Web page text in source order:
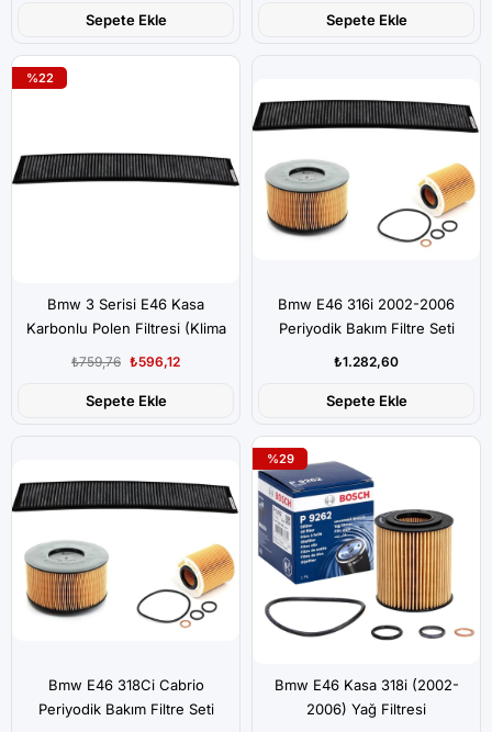
Sepete Ekle Sepete Ekle
Bmw 3 Serisi E46 Kasa
Karbonlu Polen Filtresi (Klima
₺596,12
₺759,76
Sepete Ekle
%22
Bmw E46 316i 2002-2006
Periyodik Bakım Filtre Seti
₺1.282,60
Sepete Ekle
Bmw E46 318Ci Cabrio
Periyodik Bakım Filtre Seti
Bmw E46 Kasa 318i (2002-
2006) Yağ Filtresi
%29